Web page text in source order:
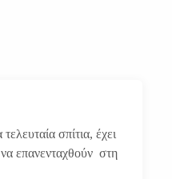
σπίτια, έχει
επανενταχθούν στη